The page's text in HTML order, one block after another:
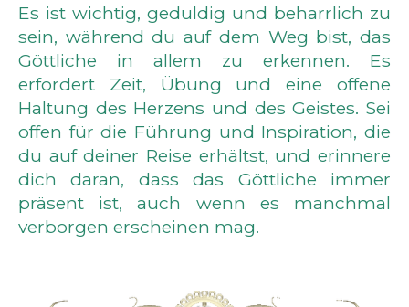
Es ist wichtig, geduldig und beharrlich zu
sein, während du auf dem Weg bist, das
Göttliche in allem zu erkennen. Es
erfordert Zeit, Übung und eine offene
Haltung des Herzens und des Geistes. Sei
offen für die Führung und Inspiration, die
du auf deiner Reise erhältst, und erinnere
dich daran, dass das Göttliche immer
präsent ist, auch wenn es manchmal
verborgen erscheinen mag.